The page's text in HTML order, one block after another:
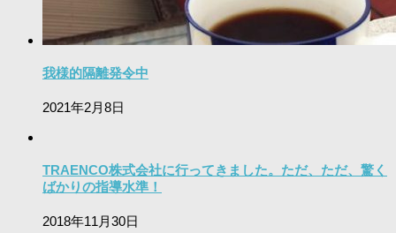
我様的隔離発令中
2021年2月8日
TRAENCO株式会社に行ってきました。ただ、ただ、驚く
ばかりの指導水準！
2018年11月30日